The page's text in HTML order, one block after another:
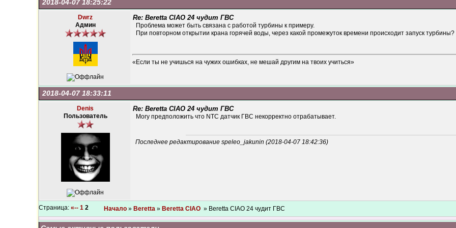
2018-04-07 18:25:22
Dwrz
Админ
Re: Beretta CIAO 24 чудит ГВС
Проблема может быть связана с работой турбины к примеру.
При повторном открытии крана горячей воды, через какой промежуток времени происходит запуск турбины?
«Если ты не учишься на чужих ошибках, не мешай другим на твоих учиться»
2018-04-07 18:33:11
Denis
Пользователь
Re: Beretta CIAO 24 чудит ГВС
Могу предположить что NTC датчик ГВС некорректно отрабатывает.
Последнее редактирование speleo_jakunin (2018-04-07 18:42:36)
Страница: «-- 1 2 Начало » Beretta » Beretta CIAO » Beretta CIAO 24 чудит ГВС